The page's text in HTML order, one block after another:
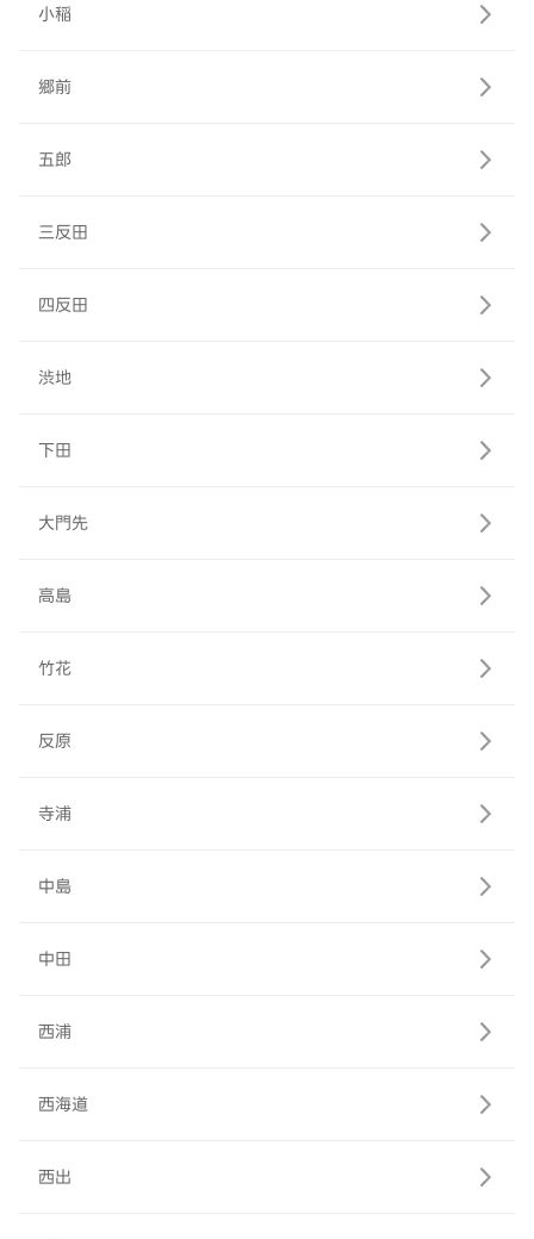
小稲
郷前
五郎
三反田
四反田
渋地
下田
大門先
高島
竹花
反原
寺浦
中島
中田
西浦
西海道
西出